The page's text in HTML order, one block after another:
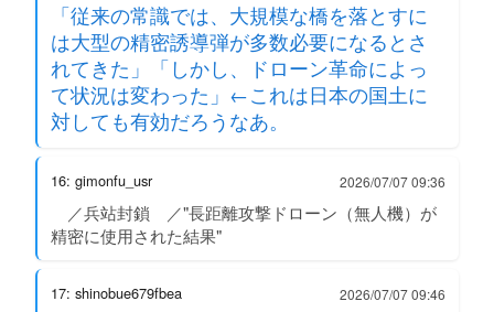
「従来の常識では、大規模な橋を落とすに
は大型の精密誘導弾が多数必要になるとさ
れてきた」「しかし、ドローン革命によっ
て状況は変わった」←これは日本の国土に
対しても有効だろうなあ。
16: gimonfu_usr 2026/07/07 09:36
／兵站封鎖 ／"長距離攻撃ドローン（無人機）が
精密に使用された結果"
17: shinobue679fbea 2026/07/07 09:46